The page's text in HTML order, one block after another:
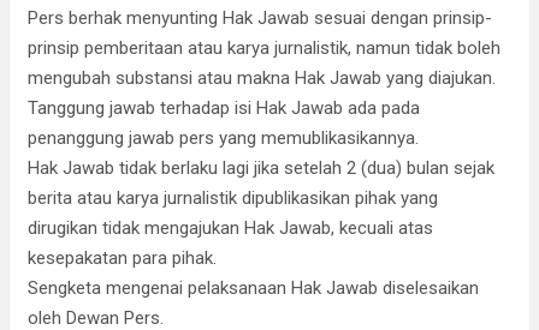
Pers berhak menyunting Hak Jawab sesuai dengan prinsip-
prinsip pemberitaan atau karya jurnalistik, namun tidak boleh
mengubah substansi atau makna Hak Jawab yang diajukan.
Tanggung jawab terhadap isi Hak Jawab ada pada
penanggung jawab pers yang memublikasikannya.
Hak Jawab tidak berlaku lagi jika setelah 2 (dua) bulan sejak
berita atau karya jurnalistik dipublikasikan pihak yang
dirugikan tidak mengajukan Hak Jawab, kecuali atas
kesepakatan para pihak.
Sengketa mengenai pelaksanaan Hak Jawab diselesaikan
oleh Dewan Pers.